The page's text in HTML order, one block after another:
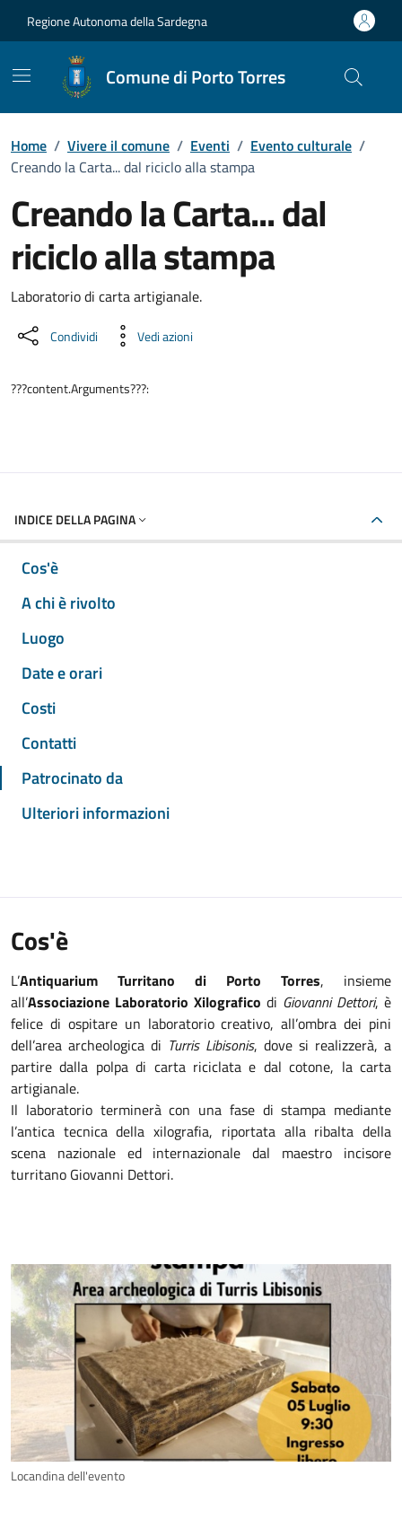
Regione Autonoma della Sardegna
Comune di Porto Torres
Home / Vivere il comune / Eventi / Evento culturale /
Creando la Carta... dal riciclo alla stampa
Creando la Carta... dal
riciclo alla stampa
Dettaglio dell'evento
Laboratorio di carta artigianale.
Condividi Vedi azioni
???content.Arguments???:
INDICE DELLA PAGINA
Cos'è
A chi è rivolto
Luogo
Date e orari
Costi
Contatti
Patrocinato da
Ulteriori informazioni
Cos'è
L’Antiquarium Turritano di Porto Torres, insieme
all’Associazione Laboratorio Xilografico di Giovanni Dettori, è
felice di ospitare un laboratorio creativo, all’ombra dei pini
dell’area archeologica di Turris Libisonis, dove si realizzerà, a
partire dalla polpa di carta riciclata e dal cotone, la carta
artigianale.
Il laboratorio terminerà con una fase di stampa mediante
l’antica tecnica della xilografia, riportata alla ribalta della
scena nazionale ed internazionale dal maestro incisore
turritano Giovanni Dettori.
Locandina dell'evento